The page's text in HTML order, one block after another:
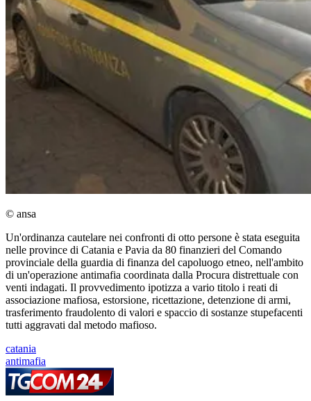
© ansa
Un'ordinanza cautelare nei confronti di otto persone è stata eseguita
nelle province di Catania e Pavia da 80 finanzieri del Comando
provinciale della guardia di finanza del capoluogo etneo, nell'ambito
di un'operazione antimafia coordinata dalla Procura distrettuale con
venti indagati. Il provvedimento ipotizza a vario titolo i reati di
associazione mafiosa, estorsione, ricettazione, detenzione di armi,
trasferimento fraudolento di valori e spaccio di sostanze stupefacenti
tutti aggravati dal metodo mafioso.
catania
antimafia